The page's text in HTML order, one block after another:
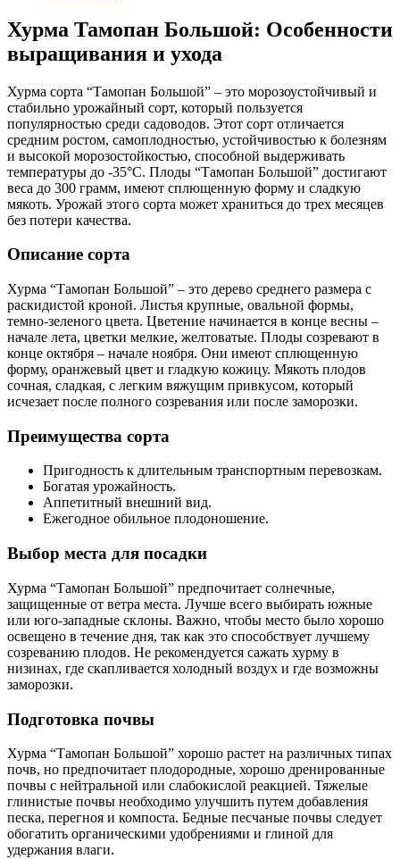
Хурма Тамопан Большой: Особенности
выращивания и ухода
Хурма сорта “Тамопан Большой” – это морозоустойчивый и
стабильно урожайный сорт, который пользуется
популярностью среди садоводов. Этот сорт отличается
средним ростом, самоплодностью, устойчивостью к болезням
и высокой морозостойкостью, способной выдерживать
температуры до -35°С. Плоды “Тамопан Большой” достигают
веса до 300 грамм, имеют сплющенную форму и сладкую
мякоть. Урожай этого сорта может храниться до трех месяцев
без потери качества.
Описание сорта
Хурма “Тамопан Большой” – это дерево среднего размера с
раскидистой кроной. Листья крупные, овальной формы,
темно-зеленого цвета. Цветение начинается в конце весны –
начале лета, цветки мелкие, желтоватые. Плоды созревают в
конце октября – начале ноября. Они имеют сплющенную
форму, оранжевый цвет и гладкую кожицу. Мякоть плодов
сочная, сладкая, с легким вяжущим привкусом, который
исчезает после полного созревания или после заморозки.
Преимущества сорта
Пригодность к длительным транспортным перевозкам.
Богатая урожайность.
Аппетитный внешний вид.
Ежегодное обильное плодоношение.
Выбор места для посадки
Хурма “Тамопан Большой” предпочитает солнечные,
защищенные от ветра места. Лучше всего выбирать южные
или юго-западные склоны. Важно, чтобы место было хорошо
освещено в течение дня, так как это способствует лучшему
созреванию плодов. Не рекомендуется сажать хурму в
низинах, где скапливается холодный воздух и где возможны
заморозки.
Подготовка почвы
Хурма “Тамопан Большой” хорошо растет на различных типах
почв, но предпочитает плодородные, хорошо дренированные
почвы с нейтральной или слабокислой реакцией. Тяжелые
глинистые почвы необходимо улучшить путем добавления
песка, перегноя и компоста. Бедные песчаные почвы следует
обогатить органическими удобрениями и глиной для
удержания влаги.